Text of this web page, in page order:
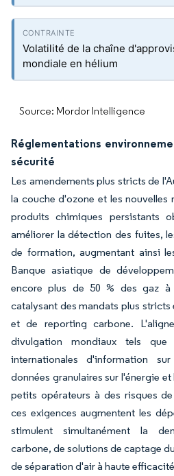
Volatilité de la chaîne
mondiale en hélium
Source: Mordor Intelligence
Réglementations
sécurité
Les amendements plus stricts de
la couche d'ozone et les nouvelles
produits chimiques persistants
améliorer la détection des fuites,
de formation, augmentant ainsi
Banque asiatique de
encore plus de 50 % des gaz à
catalysant des mandats plus
et de reporting carbone.
divulgation mondiaux tels
internationales d'information
données granulaires sur l'énergie
petits opérateurs à des risques
ces exigences augmentent les
stimulent simultanément la
carbone, de solutions de captage
de séparation d'air à haute